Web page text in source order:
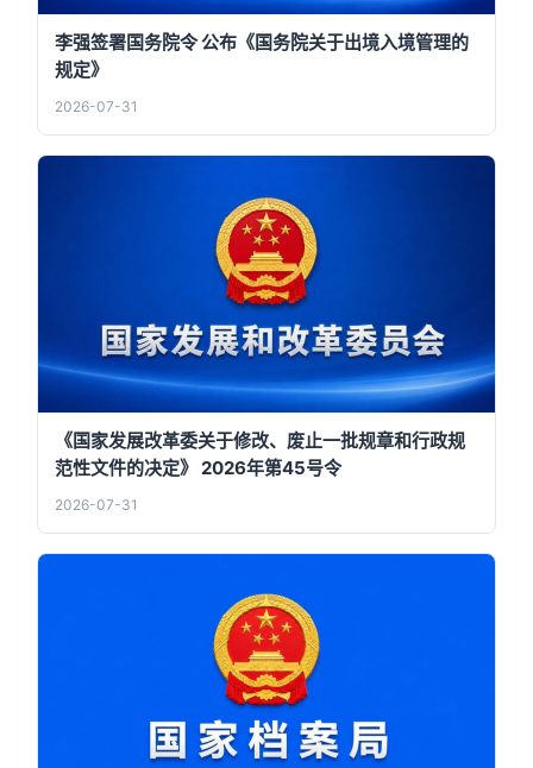
李强签署国务院令 公布《国务院关于出境入境管理的
规定》
2026-07-31
《国家发展改革委关于修改、废止一批规章和行政规
范性文件的决定》 2026年第45号令
2026-07-31